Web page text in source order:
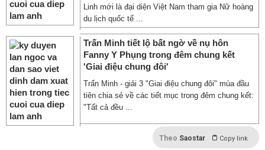
Linh mới là đại diện Việt Nam tham gia Nữ hoàng
du lịch quốc tế ...
Trấn Minh tiết lộ bất ngờ về nụ hôn
Fanny Y Phụng trong đêm chung kết
'Giai điệu chung đôi'
Trấn Minh - giải 3 "Giai điệu chung đôi" mùa đầu
tiên chia sẻ về các tiết mục trong đêm chung kết:
"Tất cả đều ...
Theo Saostar Copy link